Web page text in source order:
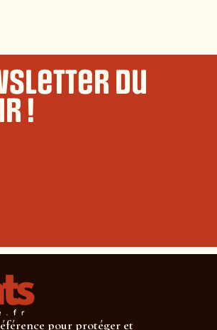
du
!
pour protéger et